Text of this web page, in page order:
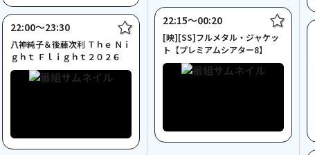
22:00〜23:30
八神純子＆後藤次利 Ｔｈｅ Ｎｉ
ｇｈｔ Ｆｌｉｇｈｔ２０２６
22:15〜00:20
[映][SS]フルメタル・ジャケッ
ト【プレミアムシアター8】